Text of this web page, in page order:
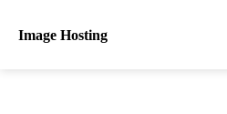
Image Hosting